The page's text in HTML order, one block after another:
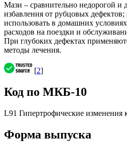
Мази – сравнительно недорогой и
избавления от рубцовых
использовать в домашних
расходов на поездки и
При глубоких дефектах
методы лечения.
[2]
Код по МКБ-10
L91 Гипертрофические изменения
Форма выпуска